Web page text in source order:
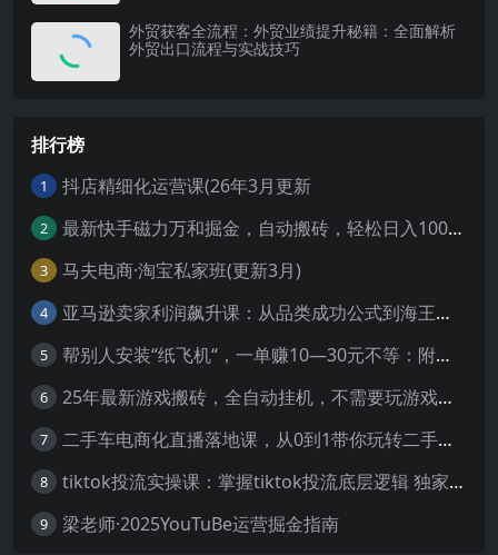
外贸获客全流程：外贸业绩提升秘籍：全面解析
外贸出口流程与实战技巧
排行榜
1 抖店精细化运营课(26年3月更新
2 最新快手磁力万和掘金，自动搬砖，轻松日入100-200，操作简单
3 马夫电商·淘宝私家班(更新3月)
4 亚马逊卖家利润飙升课：从品类成功公式到海王打法，让每个SKU都成爆款一路飙升(更新26年3月
5 帮别人安装“纸飞机“，一单赚10—30元不等：附：免费节点
6 25年最新游戏搬砖，全自动挂机，不需要玩游戏，单手机操作日入300+
7 二手车电商化直播落地课，从0到1带你玩转二手车直播
8 tiktok投流实操课：掌握tiktok投流底层逻辑 独家TK投流玩法
9 梁老师·2025YouTuBe运营掘金指南